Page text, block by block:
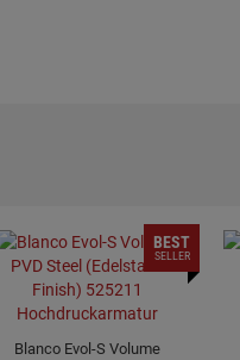
Blanco Evol-S Volume
BEST
SELLER